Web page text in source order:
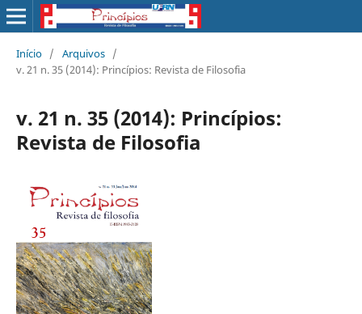
Início / Arquivos /
v. 21 n. 35 (2014): Princípios: Revista de Filosofia
v. 21 n. 35 (2014): Princípios:
Revista de Filosofia